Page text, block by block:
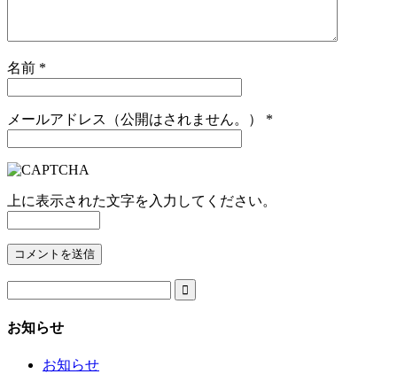
名前 *
メールアドレス（公開はされません。） *
上に表示された文字を入力してください。

お知らせ
お知らせ